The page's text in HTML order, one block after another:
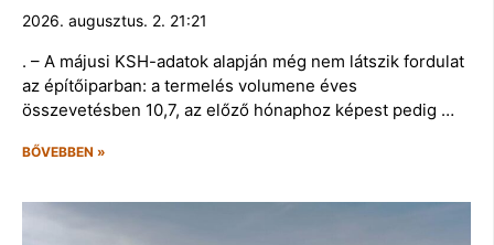
2026. augusztus. 2. 21:21
. – A májusi KSH-adatok alapján még nem látszik fordulat
az építőiparban: a termelés volumene éves
összevetésben 10,7, az előző hónaphoz képest pedig …
BŐVEBBEN »